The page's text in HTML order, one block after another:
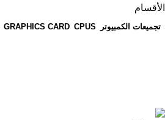
الأقسام
تجميعات الكمبيوتر CPUS
GRAPHICS CARD